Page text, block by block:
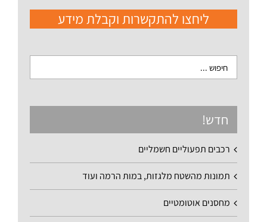
ליחצו להתקשרות וקבלת מידע
חדש!
רכבים תפעוליים חשמליים
תמונות מהשטח מלגזות, במות הרמה ועוד
מחסנים אוטומטיים